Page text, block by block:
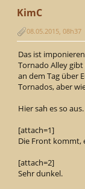
KimC
08.05.2015, 08h37
Das ist
Tornado Alley
an dem Tag über
Tornados, aber
Hier sah es so aus.
[attach=1]
Die Front kommt,
[attach=2]
Sehr dunkel.